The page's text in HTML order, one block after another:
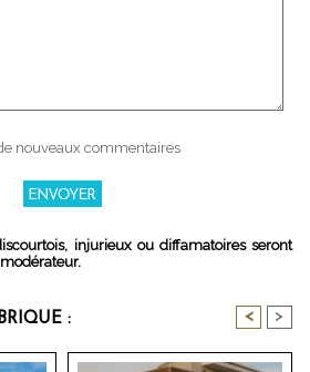
nouveaux commentaires
injurieux ou diffamatoires seront
: < >